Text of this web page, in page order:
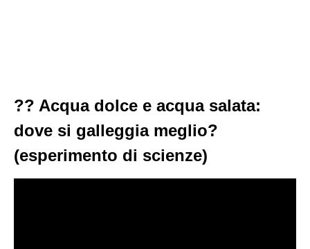
?? Acqua dolce e acqua salata:
dove si galleggia meglio?
(esperimento di scienze)